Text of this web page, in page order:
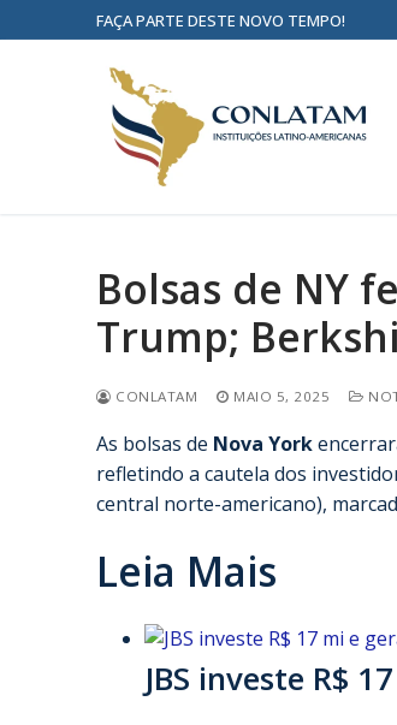
FAÇA PARTE DESTE NOVO TEMPO!
Bolsas de NY
Trump;
CONLATAM MAIO 5, 2025
As bolsas de Nova York
refletindo a cautela dos
central norte-americano),
Leia Mais
JBS investe R$